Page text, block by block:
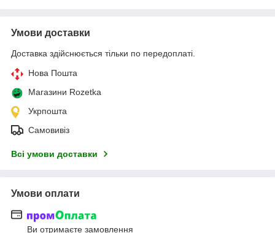
Умови доставки
Доставка здійснюється тільки по передоплаті.
Нова Пошта
Магазини Rozetka
Укрпошта
Самовивіз
Всі умови доставки
Умови оплати
Ви отримаєте замовлення